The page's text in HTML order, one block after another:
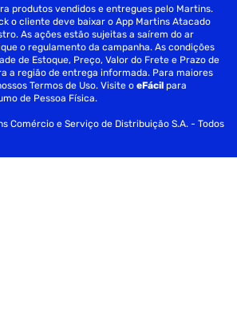
produtos vendidos e entregues pelo Martins.
o cliente deve baixar o App Martins Atacado
As ações estão sujeitas a saírem do ar
o regulamento da campanha. As condições
de Estoque, Preço, Valor do Frete e Prazo de
a região de entrega informada. Para maiores
Termos de Uso. Visite oeFácil para
de Pessoa Física.
Comércio e Serviço de Distribuição S.A. - Todos